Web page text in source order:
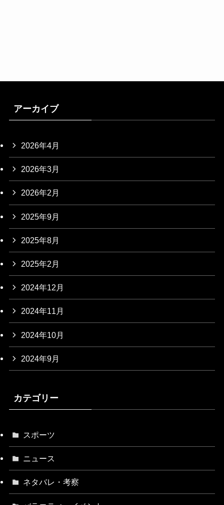
アーカイブ
2026年4月
2026年3月
2026年2月
2025年9月
2025年8月
2025年2月
2024年12月
2024年11月
2024年10月
2024年9月
カテゴリー
スポーツ
ニュース
ネタバレ・考察